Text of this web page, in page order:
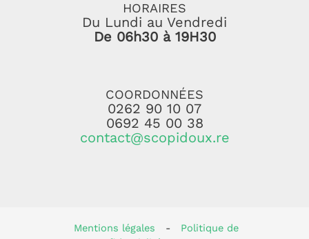
HORAIRES
Du Lundi au Vendredi
De 06h30 à 19H30
COORDONNÉES
0262 90 10 07
0692 45 00 38
contact@scopidoux.re
Mentions légales -
Politique de